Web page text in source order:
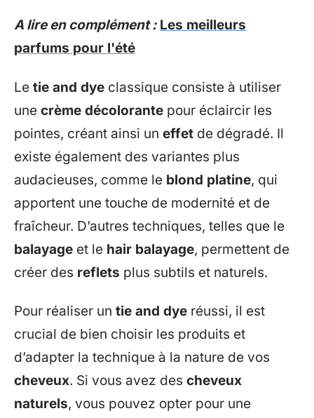
A lire en complément : Les meilleurs
parfums pour l'été
Le tie and dye classique consiste à utiliser
une crème décolorante pour éclaircir les
pointes, créant ainsi un effet de dégradé. Il
existe également des variantes plus
audacieuses, comme le blond platine, qui
apportent une touche de modernité et de
fraîcheur. D’autres techniques, telles que le
balayage et le hair balayage, permettent de
créer des reflets plus subtils et naturels.
Pour réaliser un tie and dye réussi, il est
crucial de bien choisir les produits et
d’adapter la technique à la nature de vos
cheveux. Si vous avez des cheveux
naturels, vous pouvez opter pour une